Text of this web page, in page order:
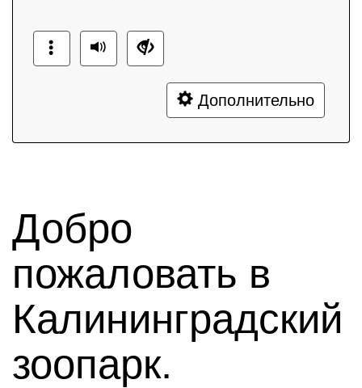
Дополнительно
Добро
пожаловать в
Калининградский
зоопарк.